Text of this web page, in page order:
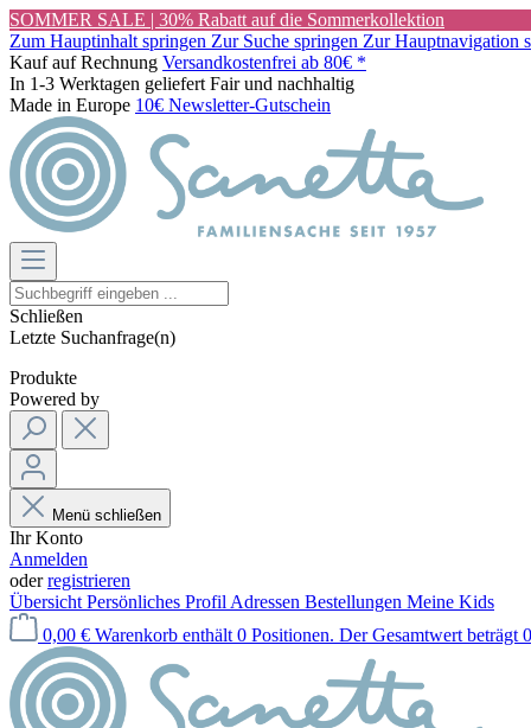
SOMMER SALE | 30% Rabatt auf die Sommerkollektion
Zum Hauptinhalt springen Zur Suche springen Zur Hauptnavigation
Kauf auf Rechnung Versandkostenfrei ab 80€ *
In 1-3 Werktagen geliefert Fair und nachhaltig
Made in Europe 10€ Newsletter-Gutschein
Schließen
Letzte Suchanfrage(n)
Produkte
Powered by
Menü schließen
Ihr Konto
Anmelden
oderregistrieren
Übersicht Persönliches Profil Adressen Bestellungen Meine Kids
0,00 € Warenkorb enthält 0 Positionen. Der Gesamtwert beträgt